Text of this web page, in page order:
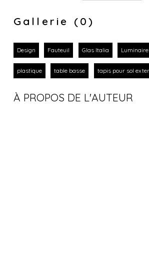
Gallerie (0)
Design Fauteuil Glas Italia Luminaire
plastique table basse tapis pour sol
À PROPOS DE L'AUTEUR